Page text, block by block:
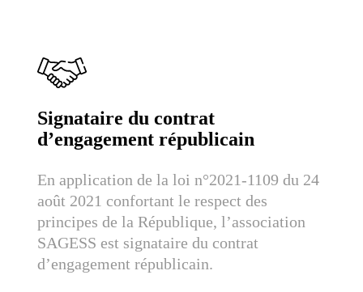
Signataire du contrat
d’engagement républicain
En application de la loi n°2021-1109 du 24
août 2021 confortant le respect des
principes de la République, l’association
SAGESS est signataire du contrat
d’engagement républicain.